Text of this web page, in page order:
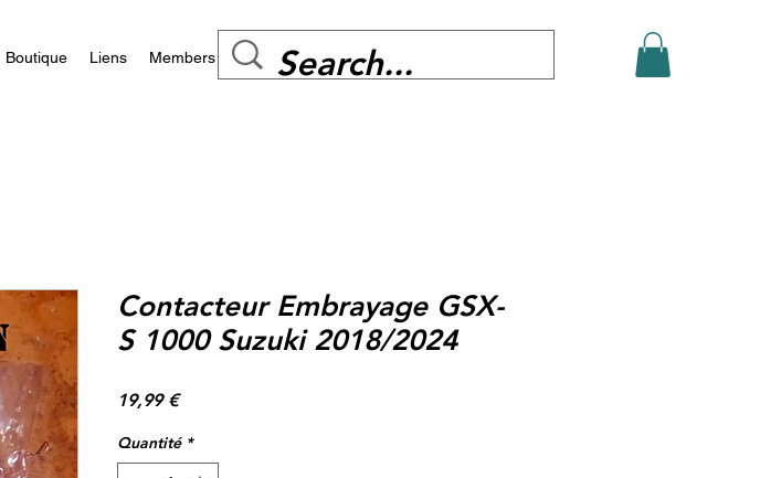
Boutique Liens Members
Contacteur Embrayage GSX-
S 1000 Suzuki 2018/2024
19,99 €Prix
Quantité *